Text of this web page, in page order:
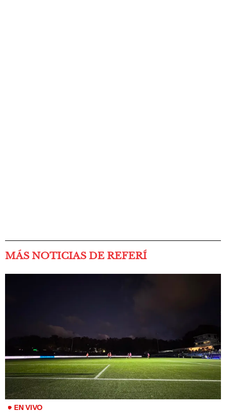
MÁS NOTICIAS DE REFERÍ
EN VIVO